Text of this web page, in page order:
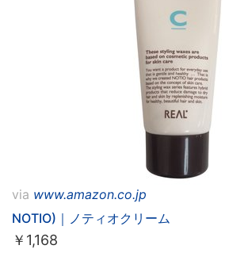
via www.amazon.co.jp
NOTIO)｜ノティオクリーム
￥ 1,168